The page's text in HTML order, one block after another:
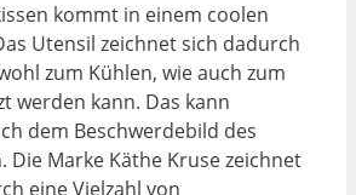
kommt in einem coolen
Utensil zeichnet sich dadurch
zum Kühlen, wie auch zum
werden kann. Das kann
dem Beschwerdebild des
Die Marke Käthe Kruse zeichnet
eine Vielzahl von